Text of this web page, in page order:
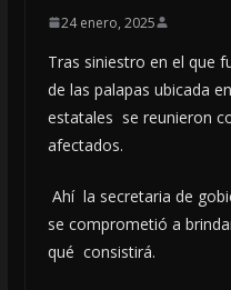
24 enero, 2025
Tras siniestro en el que
de las palapas ubicada
estatales se reunieron
afectados.
Ahí la secretaria de
se comprometió a
qué consistirá.